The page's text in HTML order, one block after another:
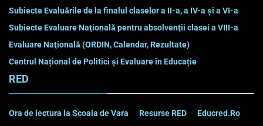
Subiecte Evaluările de la finalul claselor a II-a, a IV-a și a VI-a
Subiecte Evaluare Naţională pentru absolvenţii clasei a VIII-a
Evaluare Naţională (ORDIN, Calendar, Rezultate)
Centrul Național de Politici și Evaluare în Educație
RED
Ora de lectura la Scoala de Vara Resurse RED Educred.Ro